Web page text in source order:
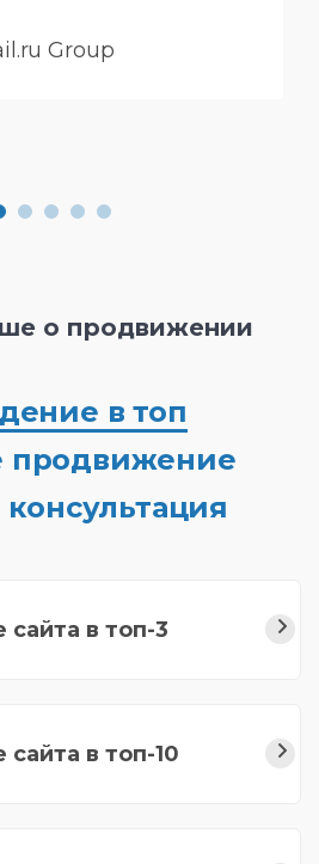
Group
о продвижении
в топ
продвижение
в топ-3
в топ-10